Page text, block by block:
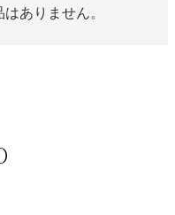
ありません。